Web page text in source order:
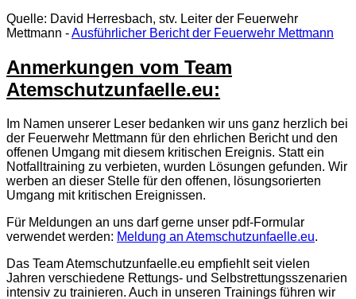
Quelle: David Herresbach, stv. Leiter der Feuerwehr
Mettmann -Ausführlicher Bericht der Feuerwehr Mettmann
Anmerkungen vom Team
Atemschutzunfaelle.eu:
Im Namen unserer Leser bedanken wir uns ganz herzlich bei
der Feuerwehr Mettmann für den ehrlichen Bericht und den
offenen Umgang mit diesem kritischen Ereignis. Statt ein
Notfalltraining zu verbieten, wurden Lösungen gefunden. Wir
werben an dieser Stelle für den offenen, lösungsorierten
Umgang mit kritischen Ereignissen.
Für Meldungen an uns darf gerne unser pdf-Formular
verwendet werden: Meldung an Atemschutzunfaelle.eu.
Das Team Atemschutzunfaelle.eu empfiehlt seit vielen
Jahren verschiedene Rettungs- und Selbstrettungsszenarien
intensiv zu trainieren. Auch in unseren Trainings führen wir